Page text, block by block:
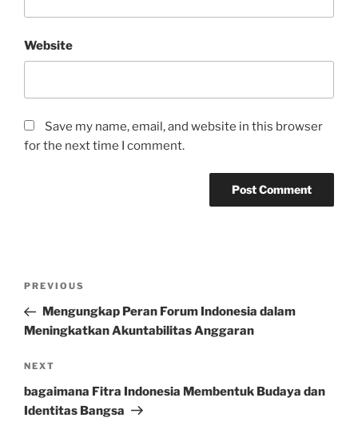
Website
Save my name, email, and website in this browser
for the next time I comment.
Previous
Post
PREVIOUS
Mengungkap Peran Forum Indonesia dalam
Meningkatkan Akuntabilitas Anggaran
Next
Post
NEXT
bagaimana Fitra Indonesia Membentuk Budaya dan
Identitas Bangsa